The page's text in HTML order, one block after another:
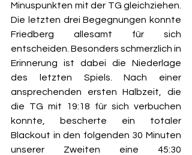
Minuspunkten mit der TG gleichziehen.
Die letzten drei Begegnungen konnte
Friedberg allesamt für sich
entscheiden. Besonders schmerzlich in
Erinnerung ist dabei die Niederlage
des letzten Spiels. Nach einer
ansprechenden ersten Halbzeit, die
die TG mit 19:18 für sich verbuchen
konnte, bescherte ein totaler
Blackout in den folgenden 30 Minuten
unserer Zweiten eine 45:30